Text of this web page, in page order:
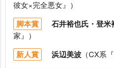
彼女×完全悪女』）
脚本賞 石井裕也氏・登米
家』）
新人賞 浜辺美波 （CX系